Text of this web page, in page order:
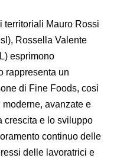
territoriali Mauro Rossi
Rossella Valente
esprimono
rappresenta un
di Fine Foods, così
avanzate e
crescita e lo sviluppo
continuo delle
delle lavoratrici e